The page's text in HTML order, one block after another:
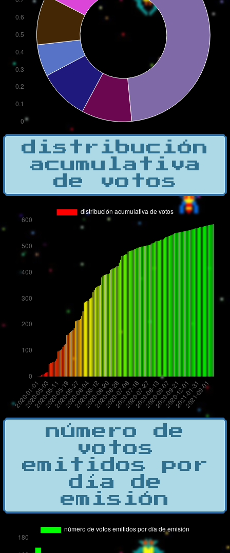
distribución
acumulativa
de votos
número de
votos
emitidos por
día de
emisión